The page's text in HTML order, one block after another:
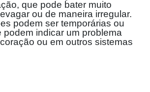
que pode bater muito
ou de maneira irregular.
podem ser temporárias ou
podem indicar um problema
ou em outros sistemas